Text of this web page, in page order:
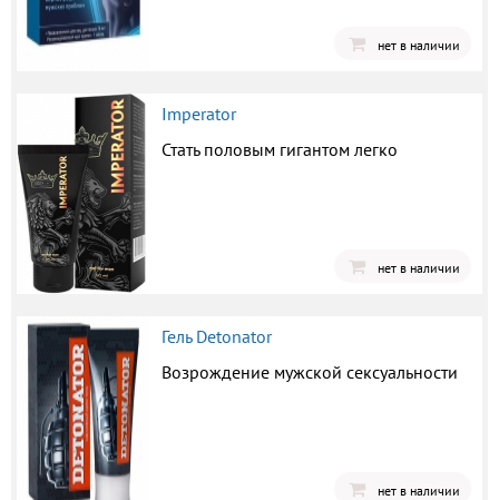
нет в наличии
Imperator
Стать половым гигантом легко
нет в наличии
Гель Detonator
Возрождение мужской сексуальности
нет в наличии